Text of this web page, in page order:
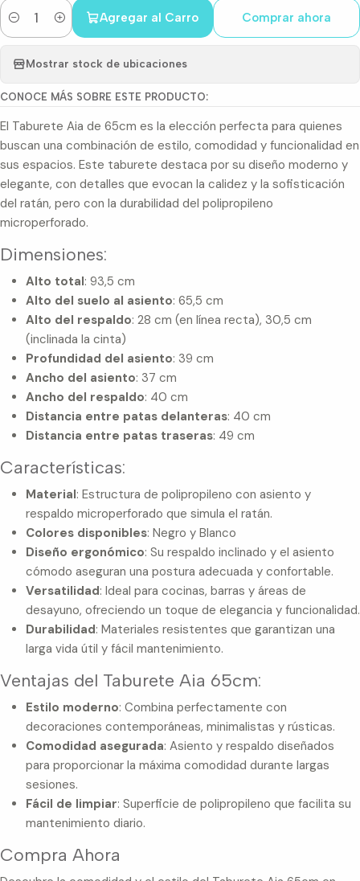
Cantidad
Agregar al Carro Comprar ahora
Mostrar stock de ubicaciones
CONOCE MÁS SOBRE ESTE PRODUCTO:
El Taburete Aia de 65cm es la elección perfecta para quienes
buscan una combinación de estilo, comodidad y funcionalidad en
sus espacios. Este taburete destaca por su diseño moderno y
elegante, con detalles que evocan la calidez y la sofisticación
del ratán, pero con la durabilidad del polipropileno
microperforado.
Dimensiones:
Alto total: 93,5 cm
Alto del suelo al asiento: 65,5 cm
Alto del respaldo: 28 cm (en línea recta), 30,5 cm
(inclinada la cinta)
Profundidad del asiento: 39 cm
Ancho del asiento: 37 cm
Ancho del respaldo: 40 cm
Distancia entre patas delanteras: 40 cm
Distancia entre patas traseras: 49 cm
Características:
Material: Estructura de polipropileno con asiento y
respaldo microperforado que simula el ratán.
Colores disponibles: Negro y Blanco
Diseño ergonómico: Su respaldo inclinado y el asiento
cómodo aseguran una postura adecuada y confortable.
Versatilidad: Ideal para cocinas, barras y áreas de
desayuno, ofreciendo un toque de elegancia y funcionalidad.
Durabilidad: Materiales resistentes que garantizan una
larga vida útil y fácil mantenimiento.
Ventajas del Taburete Aia 65cm:
Estilo moderno: Combina perfectamente con
decoraciones contemporáneas, minimalistas y rústicas.
Comodidad asegurada: Asiento y respaldo diseñados
para proporcionar la máxima comodidad durante largas
sesiones.
Fácil de limpiar: Superficie de polipropileno que facilita su
mantenimiento diario.
Compra Ahora